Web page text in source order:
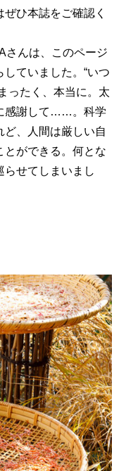
ひ本誌をご確認く
さんは、このページ
ていました。“いつ
ったく、本当に。太
感謝して……。科学
ど、人間は厳しい自
とができる。何とな
らせてしまいまし